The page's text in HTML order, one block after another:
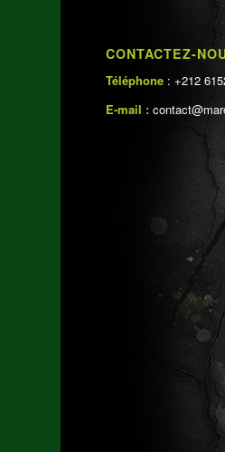
CONTACTEZ-
Téléphone : +212
E-mail :